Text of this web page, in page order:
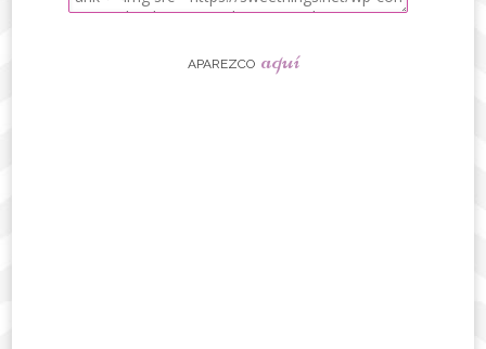
APAREZCO aquí